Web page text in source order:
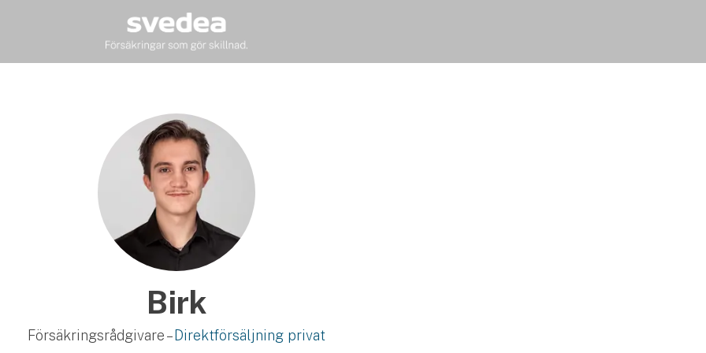
Birk
Försäkringsrådgivare – Direktförsäljning privat